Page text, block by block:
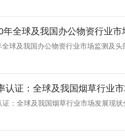
年全球及我国办公物资行业
球及我国办公物资行业市场监测及
认证：全球及我国烟草行业
证：全球及我国烟草行业市场发展现